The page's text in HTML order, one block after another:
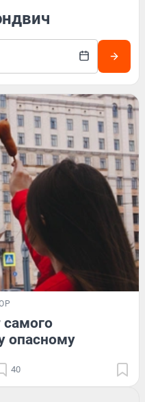
самого
опасному
40